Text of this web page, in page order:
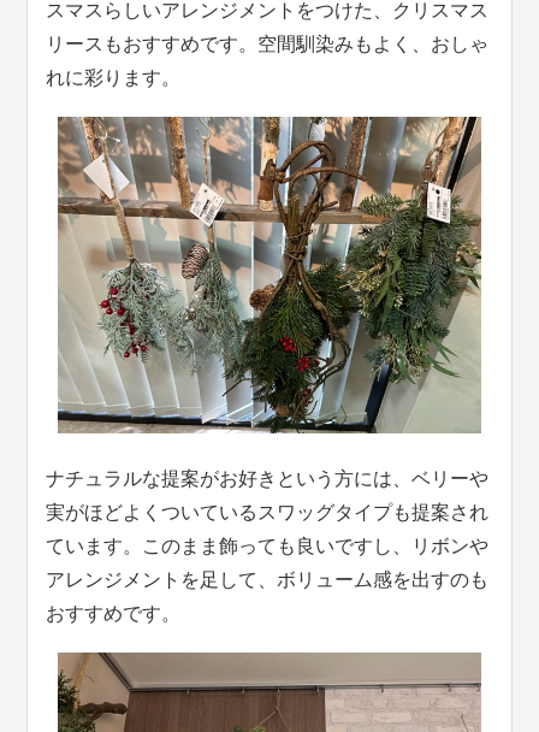
スマスらしいアレンジメントをつけた、クリスマス
リースもおすすめです。空間馴染みもよく、おしゃ
れに彩ります。
ナチュラルな提案がお好きという方には、ベリーや
実がほどよくついているスワッグタイプも提案され
ています。このまま飾っても良いですし、リボンや
アレンジメントを足して、ボリューム感を出すのも
おすすめです。